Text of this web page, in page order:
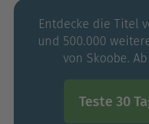
heute am meisten
Island-Killers, zu dem
New York viel
nicht aufgeklärt ist.
Entdecke die Titel
und 500.000
von Skoobe.
Teste 30